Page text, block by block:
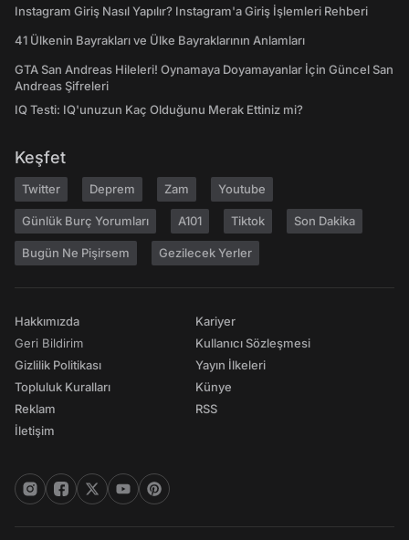
Instagram Giriş Nasıl Yapılır? Instagram'a Giriş İşlemleri Rehberi
41 Ülkenin Bayrakları ve Ülke Bayraklarının Anlamları
GTA San Andreas Hileleri! Oynamaya Doyamayanlar İçin Güncel San
Andreas Şifreleri
IQ Testi: IQ'unuzun Kaç Olduğunu Merak Ettiniz mi?
Keşfet
Twitter Deprem Zam Youtube
Günlük Burç Yorumları A101 Tiktok Son Dakika
Bugün Ne Pişirsem Gezilecek Yerler
Hakkımızda
Geri Bildirim
Gizlilik Politikası
Topluluk Kuralları
Reklam
İletişim
Kariyer
Kullanıcı Sözleşmesi
Yayın İlkeleri
Künye
RSS